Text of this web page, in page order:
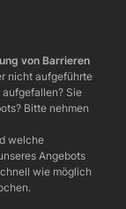
von Barrieren
nicht aufgeführte
aufgefallen? Sie
Bitte nehmen
welche
Angebots
wie möglich